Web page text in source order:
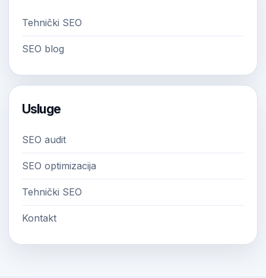
Tehnički SEO
SEO blog
Usluge
SEO audit
SEO optimizacija
Tehnički SEO
Kontakt